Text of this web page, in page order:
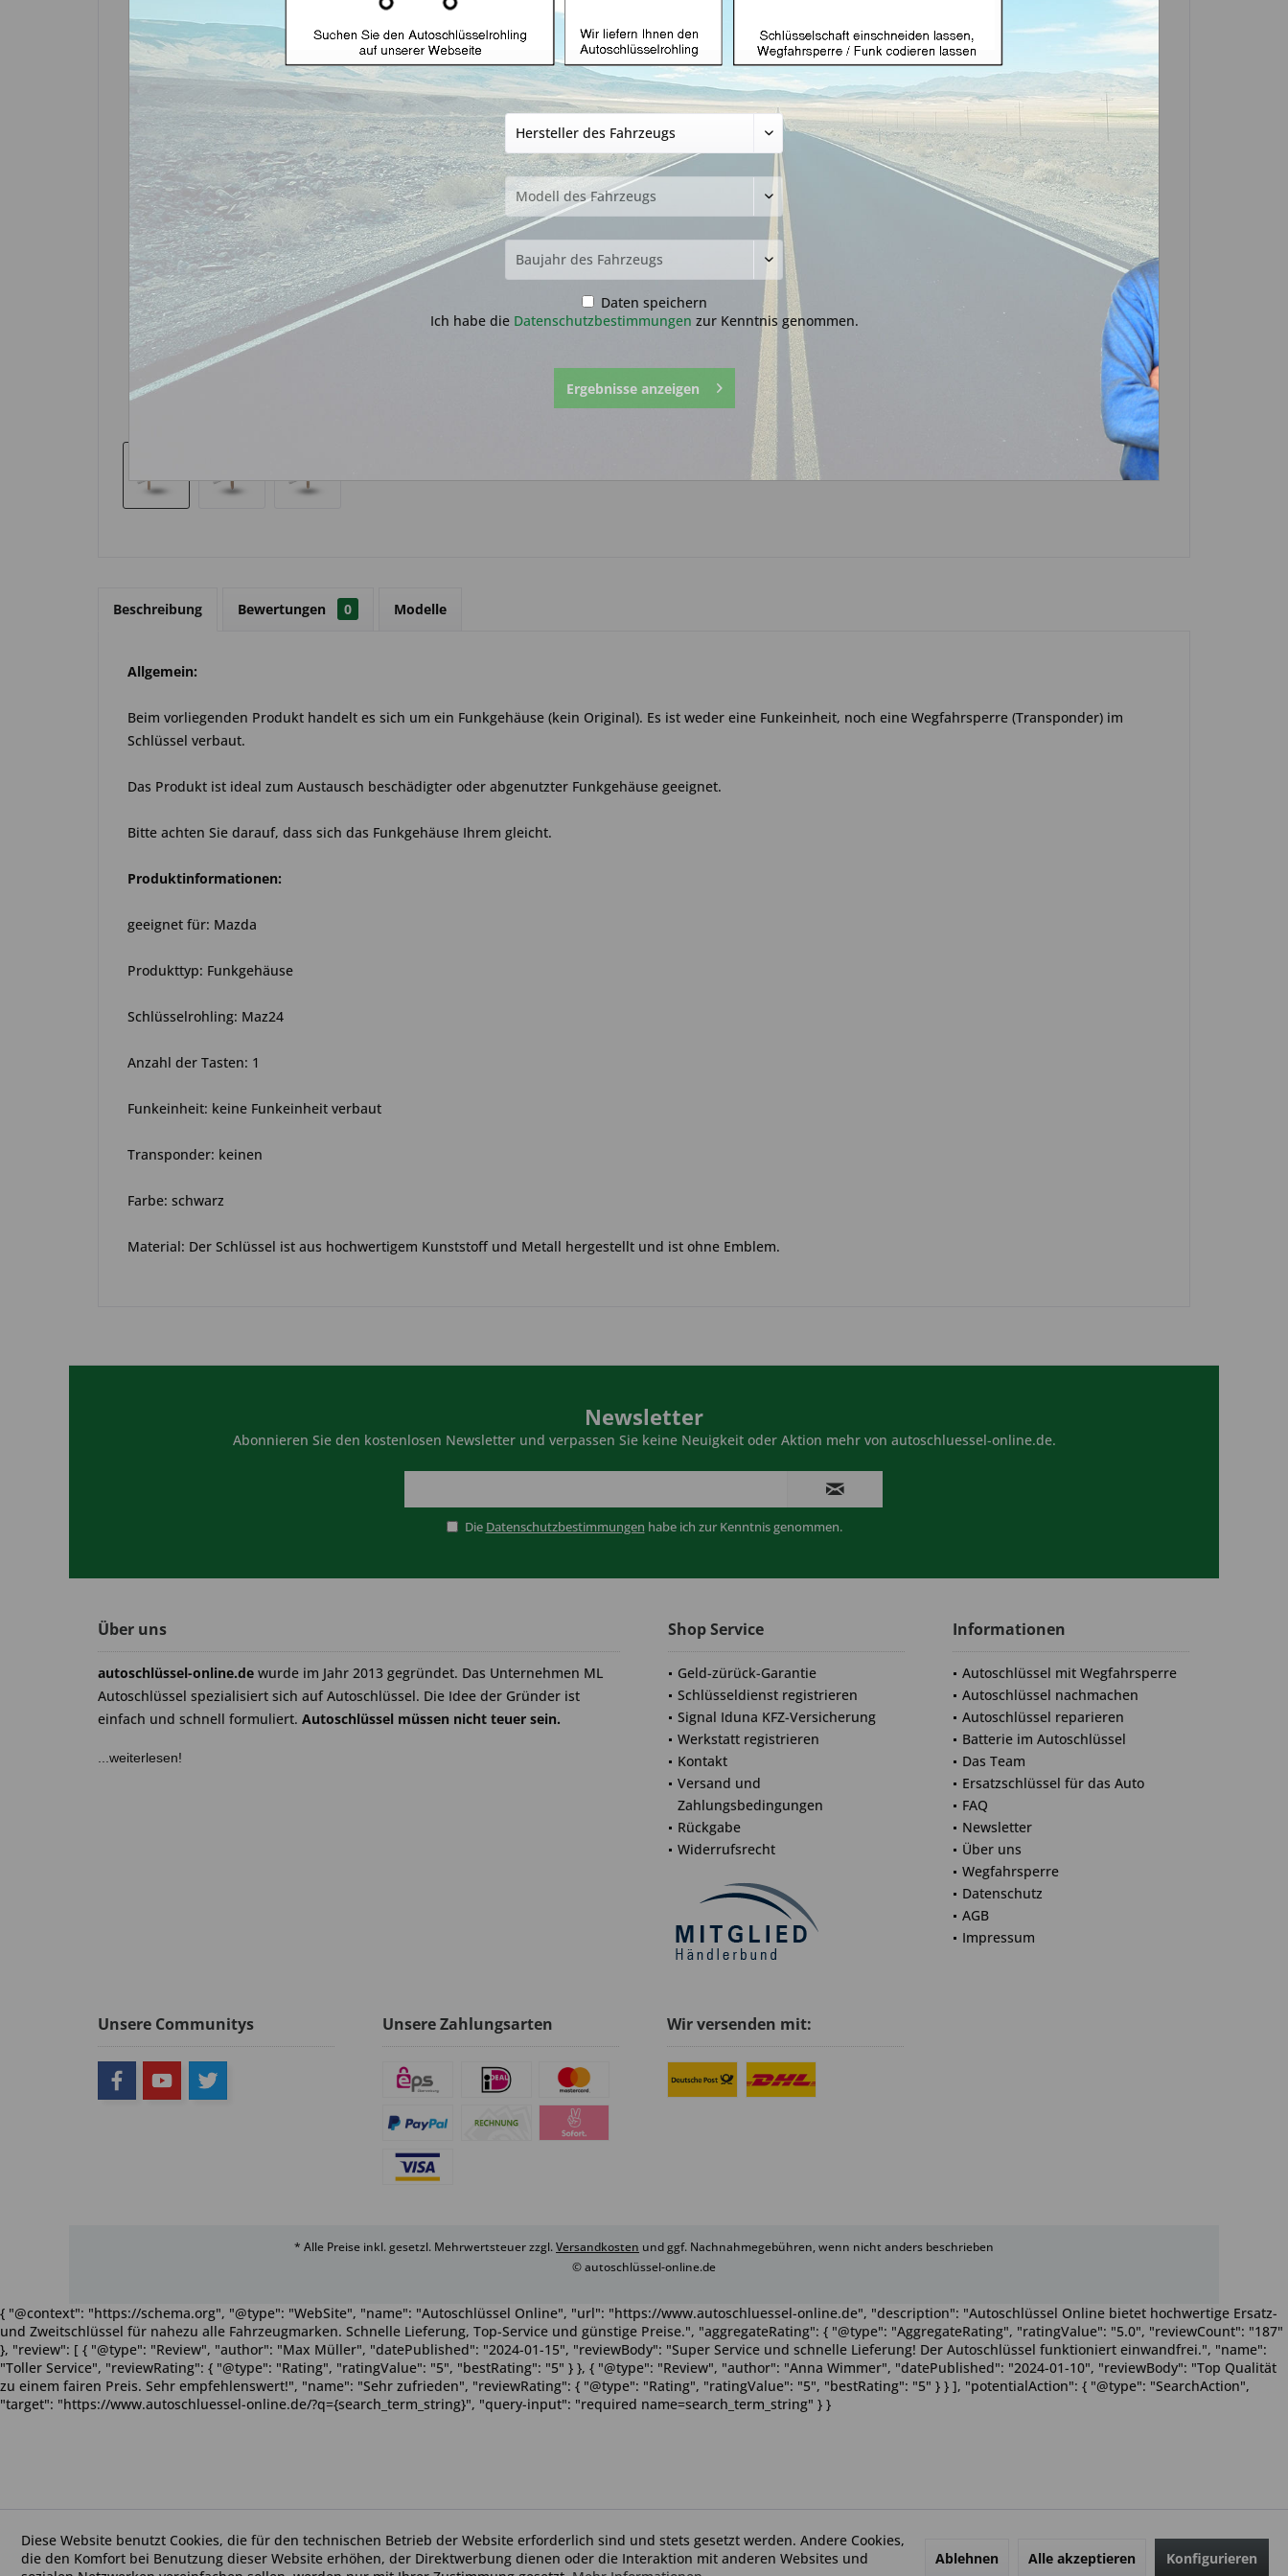
1 Tasten mit Maz24 (Aftermarket Produkt)
14,99 € *
inkl. MwSt.zzgl. Versandkosten
Lieferzeit ca. 1-3 Werktage
In denWarenkorb
Fragen zum Artikel?
Artikel-Nr.:
Über WhatsApp anfragen
Beschreibung Bewertungen 0 Modelle
Allgemein:
Beim vorliegenden Produkt handelt es sich um ein Funkgehäuse (kein Original). Es ist weder eine Funkeinheit, noch eine Wegfahrsperre (Transponder) im
Schlüssel verbaut.
Das Produkt ist ideal zum Austausch beschädigter oder abgenutzter Funkgehäuse geeignet.
Bitte achten Sie darauf, dass sich das Funkgehäuse Ihrem gleicht.
Produktinformationen:
geeignet für: Mazda
Produkttyp: Funkgehäuse
Schlüsselrohling: Maz24
Anzahl der Tasten: 1
Funkeinheit: keine Funkeinheit verbaut
Transponder: keinen
Farbe: schwarz
Material: Der Schlüssel ist aus hochwertigem Kunststoff und Metall hergestellt und ist ohne Emblem.
Newsletter
Abonnieren Sie den kostenlosen Newsletter und verpassen Sie keine Neuigkeit oder Aktion mehr von autoschluessel-online.de.
Die Datenschutzbestimmungen habe ich zur Kenntnis genommen.
Über uns
autoschlüssel-online.de wurde im Jahr 2013 gegründet. Das Unternehmen ML
Autoschlüssel spezialisiert sich auf Autoschlüssel. Die Idee der Gründer ist
einfach und schnell formuliert. Autoschlüssel müssen nicht teuer sein.
...weiterlesen!
Shop Service
Geld-zürück-Garantie
Schlüsseldienst registrieren
Signal Iduna KFZ-Versicherung
Werkstatt registrieren
Kontakt
Versand und
Zahlungsbedingungen
Rückgabe
Widerrufsrecht
Informationen
Autoschlüssel mit Wegfahrsperre
Autoschlüssel nachmachen
Autoschlüssel reparieren
Batterie im Autoschlüssel
Das Team
Ersatzschlüssel für das Auto
FAQ
Newsletter
Über uns
Wegfahrsperre
Datenschutz
AGB
Impressum
Unsere Communitys Unsere Zahlungsarten Wir versenden mit:
* Alle Preise inkl. gesetzl. Mehrwertsteuer zzgl.Versandkosten und ggf. Nachnahmegebühren, wenn nicht anders beschrieben
© autoschlüssel-online.de
Diese Website benutzt Cookies, die für den technischen Betrieb der Website erforderlich sind und stets gesetzt werden. Andere Cookies,
die den Komfort bei Benutzung dieser Website erhöhen, der Direktwerbung dienen oder die Interaktion mit anderen Websites und
Ablehnen Alle akzeptieren Konfigurieren
{ "@context": "https://schema.org", "@type": "WebSite", "name": "Autoschlüssel Online", "url": "https://www.autoschluessel-online.de", "description": "Autoschlüssel Online bietet hochwertige Ersatz-
und Zweitschlüssel für nahezu alle Fahrzeugmarken. Schnelle Lieferung, Top-Service und günstige Preise.", "aggregateRating": { "@type": "AggregateRating", "ratingValue": "5.0", "reviewCount": "187"
}, "review": [ { "@type": "Review", "author": "Max Müller", "datePublished": "2024-01-15", "reviewBody": "Super Service und schnelle Lieferung! Der Autoschlüssel funktioniert einwandfrei.", "name":
"Toller Service", "reviewRating": { "@type": "Rating", "ratingValue": "5", "bestRating": "5" } }, { "@type": "Review", "author": "Anna Wimmer", "datePublished": "2024-01-10", "reviewBody": "Top Qualität
zu einem fairen Preis. Sehr empfehlenswert!", "name": "Sehr zufrieden", "reviewRating": { "@type": "Rating", "ratingValue": "5", "bestRating": "5" } } ], "potentialAction": { "@type": "SearchAction",
"target": "https://www.autoschluessel-online.de/?q={search_term_string}", "query-input": "required name=search_term_string" } }
Daten speichern
Ich habe die Datenschutzbestimmungen zur Kenntnis genommen.
Ergebnisse anzeigen